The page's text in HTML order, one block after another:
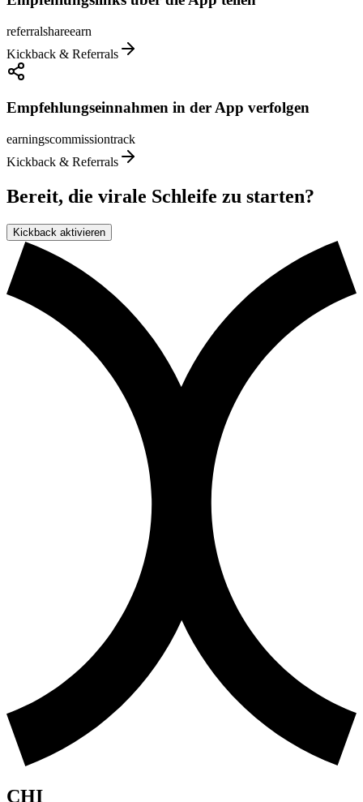
referralshareearn
Kickback & Referrals
Empfehlungseinnahmen in der App verfolgen
earningscommissiontrack
Kickback & Referrals
Bereit, die virale Schleife zu starten?
Kickback aktivieren
CHI